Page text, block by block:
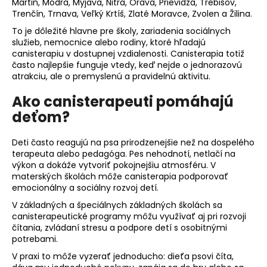
Martin, Modra, Myjava, Nitra, Orava, Prievidza, Trebišov,
Trenčín, Trnava, Veľký Krtíš, Zlaté Moravce, Zvolen a Žilina.
To je dôležité hlavne pre školy, zariadenia sociálnych
služieb, nemocnice alebo rodiny, ktoré hľadajú
canisterapiu v dostupnej vzdialenosti. Canisterapia totiž
často najlepšie funguje vtedy, keď nejde o jednorazovú
atrakciu, ale o premyslenú a pravidelnú aktivitu.
Ako canisterapeuti pomáhajú
deťom?
Deti často reagujú na psa prirodzenejšie než na dospelého
terapeuta alebo pedagóga. Pes nehodnotí, netlačí na
výkon a dokáže vytvoriť pokojnejšiu atmosféru. V
materských školách môže canisterapia podporovať
emocionálny a sociálny rozvoj detí.
V základných a špeciálnych základných školách sa
canisterapeutické programy môžu využívať aj pri rozvoji
čítania, zvládaní stresu a podpore detí s osobitnými
potrebami.
V praxi to môže vyzerať jednoducho: dieťa psovi číta,